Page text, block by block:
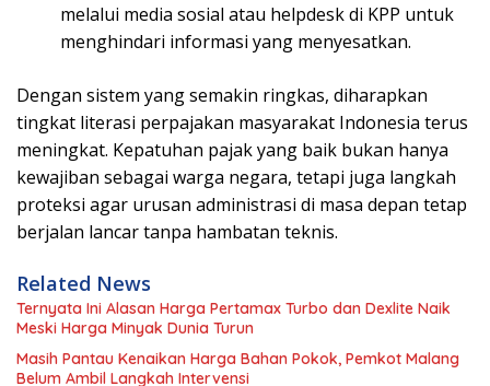
melalui media sosial atau helpdesk di KPP untuk
menghindari informasi yang menyesatkan.
Dengan sistem yang semakin ringkas, diharapkan
tingkat literasi perpajakan masyarakat Indonesia terus
meningkat. Kepatuhan pajak yang baik bukan hanya
kewajiban sebagai warga negara, tetapi juga langkah
proteksi agar urusan administrasi di masa depan tetap
berjalan lancar tanpa hambatan teknis.
Related News
Ternyata Ini Alasan Harga Pertamax Turbo dan Dexlite Naik
Meski Harga Minyak Dunia Turun
Masih Pantau Kenaikan Harga Bahan Pokok, Pemkot Malang
Belum Ambil Langkah Intervensi